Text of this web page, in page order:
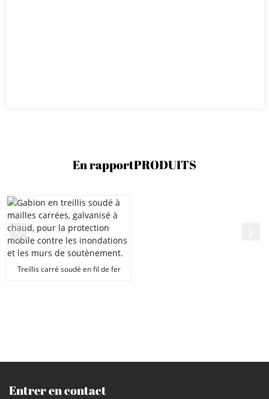
En rapportPRODUITS
Treillis carré soudé en fil de fer
Entrer en contact